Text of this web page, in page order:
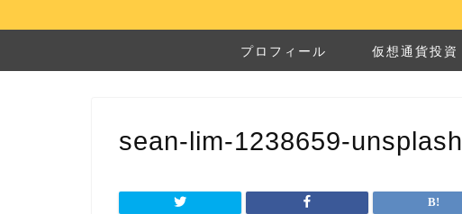
プロフィール 仮想通貨投資
sean-lim-1238659-unsplash